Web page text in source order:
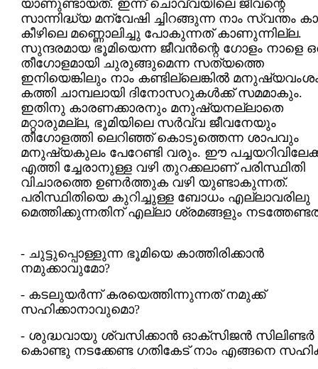
യാണുണ്ടായത്. ഇന്ന് ചൊവ്വയിലെ ജീവന്റെ
സാന്നിദ്ധ്യ മന്വേഷി ച്ചിറങ്ങുന്ന നാം സ്വന്തം
കീഴിലെ മണ്ണൊലിച്ചു പോകുന്നത് കാണുന്നില്ല.
സുന്ദരമായ ഭൂമിയെന്ന ജീവന്‍ന്റെ ഗോളം നാളെ
തീഗോളമായി ചുരുങ്ങുമെന്ന സത്യത്തെ
ഇനിയെങ്കിലും നാം കണ്ടില്ലെങ്കില്‍
കത്തി ചാമ്പലായി ദിനോസറുകള്‍ക്ക് സമമാകും.
ഇതിനു കാരണക്കാരനും മനുഷ്യനല്ലാതെ
മറ്റാരുമല്ല, ഭൂമിയിലെ സര്‍വ്വ ജീവനേയും
തീഗോളത്തി ലെറിഞ്ഞ് കൊടുത്തെന്ന ശാപവും
മനുഷ്യകുലം പേറേണ്ടി വരും. ഈ
എത്തി ച്ചേരാനുള്ള വഴി തുറക്കലാണ് പരിസ്ഥിതി
വിചാരത്തെ ഉണര്‍ത്തുക വഴി യുണ്ടാകുന്നത്.
പരിസ്ഥിതിയെ കുറിച്ചുള്ള ബോധം എല്ലാവരിലു
മെത്തിക്കുന്നതിന് എല്ലാ ശ്രമങ്ങളും
- ചുട്ടുപ്പൊള്ളുന്ന ഭൂമിയെ കാത്തിരിക്കാന്‍
നമുക്കാവുമോ?
- കടലുയര്‍ന്ന് കരയെത്തിന്നുന്നത് നമുക്ക്
സഹിക്കാനാവുമൊ?
- ശുദ്ധവായു ശ്വസിക്കാന്‍ ഓക്സിജന്‍ സിലിണ്ടര്‍
കൊണ്ടു നടക്കേണ്ട ഗതികേട് നാം എങ്ങനെ